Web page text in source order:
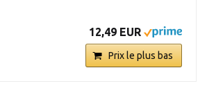
12,49 EUR
Prix le plus bas